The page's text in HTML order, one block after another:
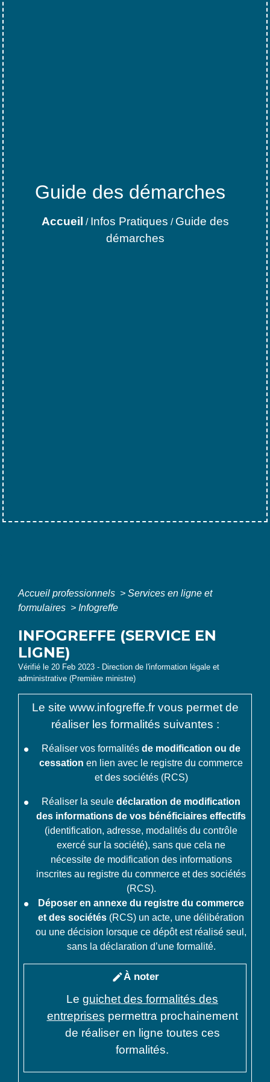
Guide des démarches
Accueil / Infos Pratiques / Guide des
démarches
Accueil professionnels > Services en ligne et
formulaires > Infogreffe
INFOGREFFE (SERVICE EN
LIGNE)
Vérifié le 20 Feb 2023 - Direction de l'information légale et
administrative (Première ministre)
Le site www.infogreffe.fr vous permet de
réaliser les formalités suivantes :
Réaliser vos formalités de modification ou de
cessation en lien avec le registre du commerce
et des sociétés (RCS)
Réaliser la seule déclaration de modification
des informations de vos bénéficiaires effectifs
(identification, adresse, modalités du contrôle
exercé sur la société), sans que cela ne
nécessite de modification des informations
inscrites au registre du commerce et des sociétés
(RCS).
Déposer en annexe du registre du commerce
et des sociétés (RCS) un acte, une délibération
ou une décision lorsque ce dépôt est réalisé seul,
sans la déclaration d’une formalité.
editÀ noter
Le guichet des formalités des
entreprises permettra prochainement
de réaliser en ligne toutes ces
formalités.